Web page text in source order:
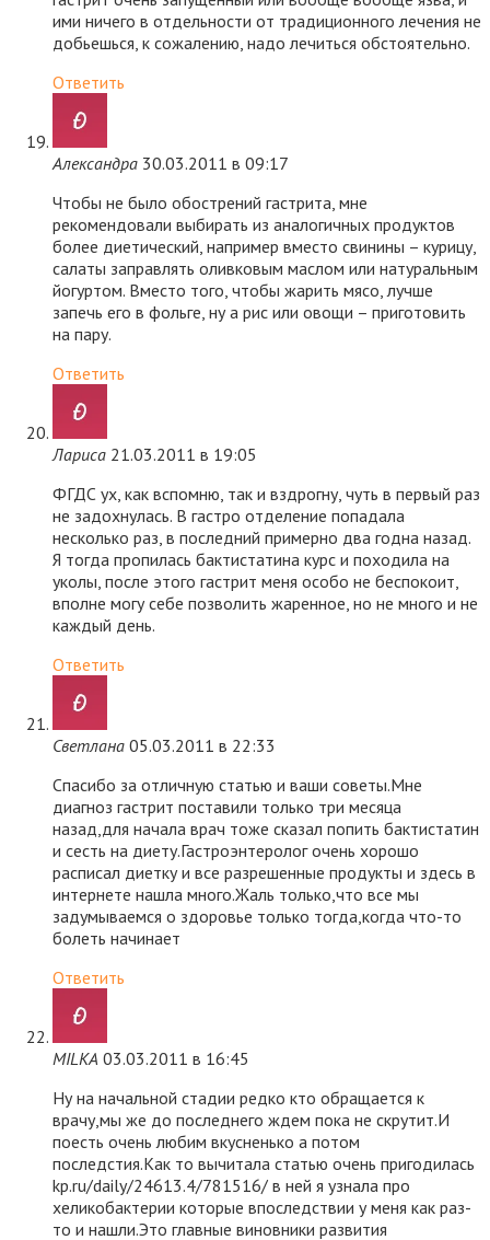
ими ничего в отдельности от традиционного лечения не
добьешься, к сожалению, надо лечиться обстоятельно.
Ответить
Александра 30.03.2011 в 09:17
Чтобы не было обострений гастрита, мне
рекомендовали выбирать из аналогичных продуктов
более диетический, например вместо свинины – курицу,
салаты заправлять оливковым маслом или натуральным
йогуртом. Вместо того, чтобы жарить мясо, лучше
запечь его в фольге, ну а рис или овощи – приготовить
на пару.
Ответить
Лариса 21.03.2011 в 19:05
ФГДС ух, как вспомню, так и вздрогну, чуть в первый раз
не задохнулась. В гастро отделение попадала
несколько раз, в последний примерно два годна назад.
Я тогда пропилась бактистатина курс и походила на
уколы, после этого гастрит меня особо не беспокоит,
вполне могу себе позволить жаренное, но не много и не
каждый день.
Ответить
Светлана 05.03.2011 в 22:33
Спасибо за отличную статью и ваши советы.Мне
диагноз гастрит поставили только три месяца
назад,для начала врач тоже сказал попить бактистатин
и сесть на диету.Гастроэнтеролог очень хорошо
расписал диетку и все разрешенные продукты и здесь в
интернете нашла много.Жаль только,что все мы
задумываемся о здоровье только тогда,когда что-то
болеть начинает
Ответить
MILKA 03.03.2011 в 16:45
Ну на начальной стадии редко кто обращается к
врачу,мы же до последнего ждем пока не скрутит.И
поесть очень любим вкусненько а потом
последстия.Как то вычитала статью очень пригодилась
kp.ru/daily/24613.4/781516/ в ней я узнала про
хеликобактерии которые впоследствии у меня как раз-
то и нашли.Это главные виновники развития